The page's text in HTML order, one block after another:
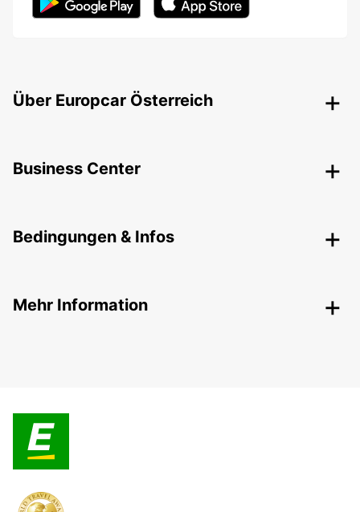
Über Europcar Österreich
Business Center
Bedingungen & Infos
Mehr Information